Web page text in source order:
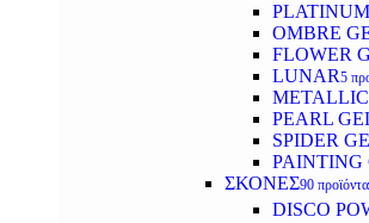
OMBRE
FLOWER
LUNAR5
PEARL
SPIDER
PAINTING
ΣΚΟΝΕΣ90 προϊόντα
DISCO